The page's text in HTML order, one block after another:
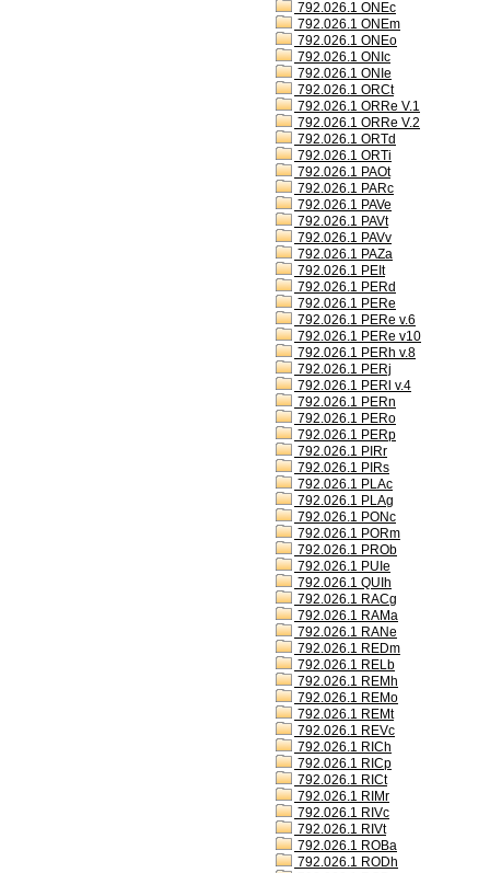
792.026.1 ONEc
792.026.1 ONEm
792.026.1 ONEo
792.026.1 ONIc
792.026.1 ONIe
792.026.1 ORCt
792.026.1 ORRe V.1
792.026.1 ORRe V.2
792.026.1 ORTd
792.026.1 ORTi
792.026.1 PAOt
792.026.1 PARc
792.026.1 PAVe
792.026.1 PAVt
792.026.1 PAVv
792.026.1 PAZa
792.026.1 PEIt
792.026.1 PERd
792.026.1 PERe
792.026.1 PERe v.6
792.026.1 PERe v10
792.026.1 PERh v.8
792.026.1 PERj
792.026.1 PERl v.4
792.026.1 PERn
792.026.1 PERo
792.026.1 PERp
792.026.1 PIRr
792.026.1 PIRs
792.026.1 PLAc
792.026.1 PLAg
792.026.1 PONc
792.026.1 PORm
792.026.1 PROb
792.026.1 PUIe
792.026.1 QUIh
792.026.1 RACg
792.026.1 RAMa
792.026.1 RANe
792.026.1 REDm
792.026.1 RELb
792.026.1 REMh
792.026.1 REMo
792.026.1 REMt
792.026.1 REVc
792.026.1 RICh
792.026.1 RICp
792.026.1 RICt
792.026.1 RIMr
792.026.1 RIVc
792.026.1 RIVt
792.026.1 ROBa
792.026.1 RODh